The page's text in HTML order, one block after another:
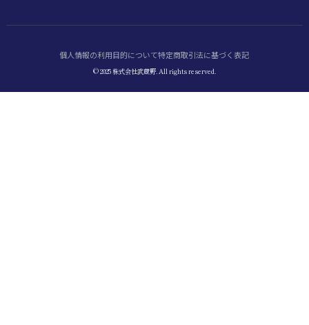
個人情報の利用目的について特定商取引法に基づく表記
© 2025 株式会社武蔵野. All rights reserved.